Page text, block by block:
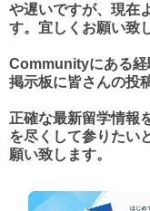
や遅いですが、現在
す。宜しくお願い致
Communityにある経
掲示板に皆さんの投
正確な最新留学情報
を尽くして参りたい
願い致します。